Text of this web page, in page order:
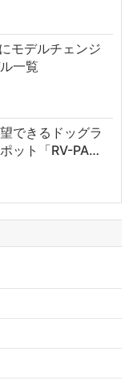
モデルチェンジ
一覧
できるドッグラ
ット「RV-PA…